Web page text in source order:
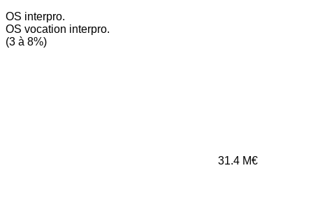
OS interpro.
OS vocation interpro.
(3 à 8%)
31.4 M€